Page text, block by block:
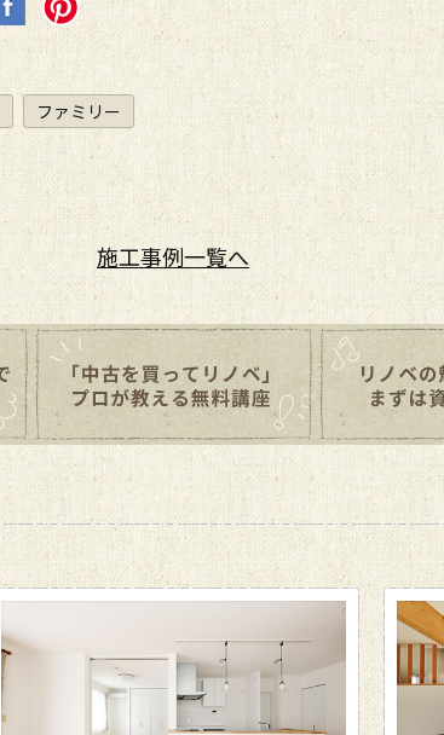
ファミリー
施工事例一覧へ